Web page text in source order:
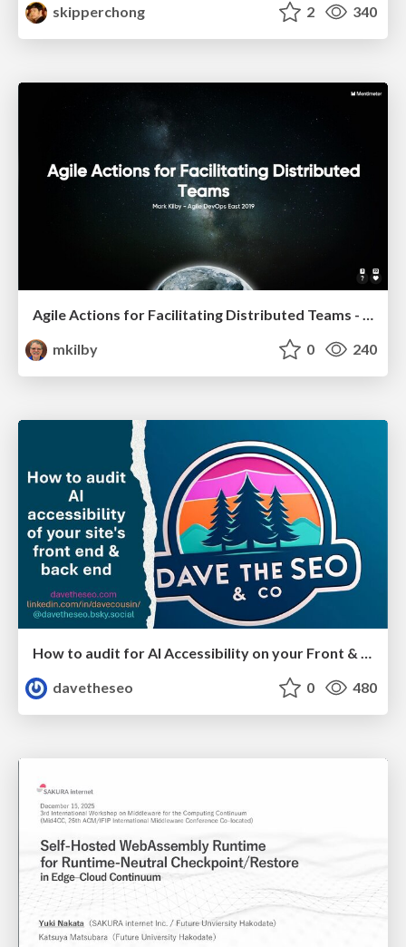
skipperchong 2 340
Agile Actions for Facilitating Distributed Teams - ADO2019
mkilby
0 240
How to audit for AI Accessibility on your Front & Back End
davetheseo
0 480